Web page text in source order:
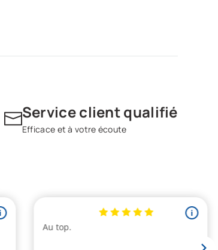
Service client qualifié
Efficace et à votre écoute